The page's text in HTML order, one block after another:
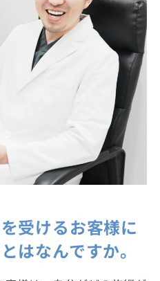
受けるお客様に
はなんですか。